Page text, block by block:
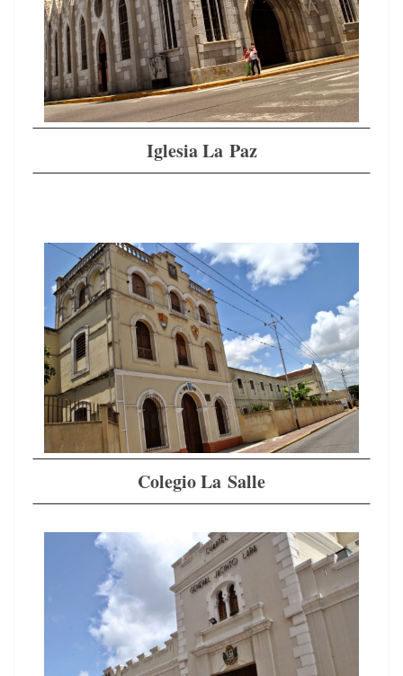
Igle­sia La Paz
Cole­gio La Salle